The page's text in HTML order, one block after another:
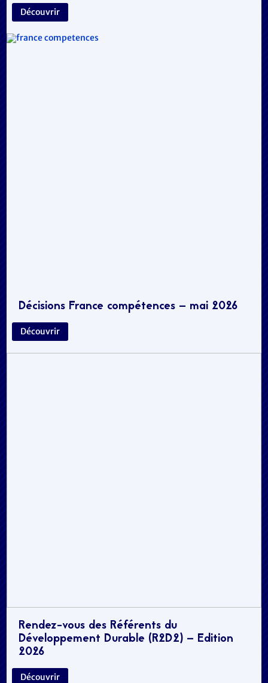
Découvrir
Décisions France compétences – mai 2026
Découvrir
Rendez-vous des Référents du
Développement Durable (R2D2) – Edition
2026
Découvrir